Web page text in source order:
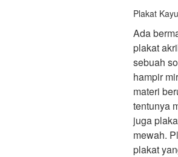
Plakat
Ada
plakat
sebuah
hampir
materi
tentunya
juga
mewah.
plakat